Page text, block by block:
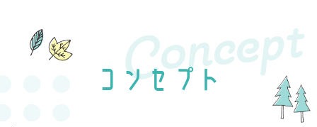
Concept
コンセプト